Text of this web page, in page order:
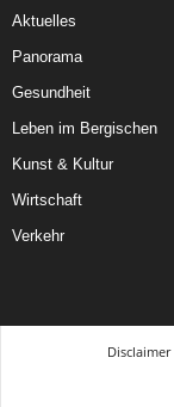
Aktuelles
Panorama
Gesundheit
Leben im Bergischen
Kunst & Kultur
Wirtschaft
Verkehr
Disclaimer